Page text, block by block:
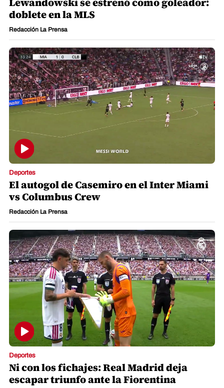
doblete en la MLS
Redacción La Prensa
Deportes
El autogol de Casemiro en el Inter Miami
vs Columbus Crew
Redacción La Prensa
Deportes
Ni con los fichajes: Real Madrid deja
escapar triunfo ante la Fiorentina